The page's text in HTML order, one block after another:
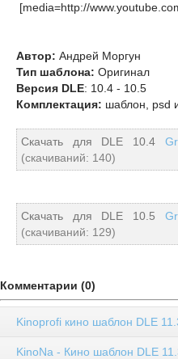
[media=http://
Автор: Андрей Моргун
Тип шаблона: Оригинал
Версия DLE: 10.4 - 10.5
Комплектация: шаблон, psd
Скачать для DLE 10.4
(cкачиваний: 140)
Скачать для DLE 10.5
(cкачиваний: 129)
Комментарии (0)
Kinoprofi кино шаблон DLE
KinoNa - Кино шаблон DLE